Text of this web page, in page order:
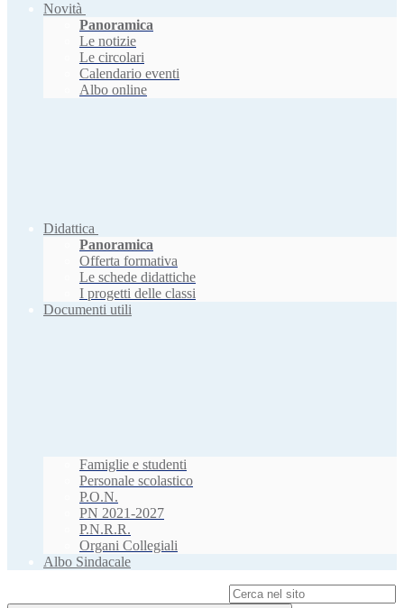
Novità
Panoramica
Le notizie
Le circolari
Calendario eventi
Albo online
Didattica
Panoramica
Offerta formativa
Le schede didattiche
I progetti delle classi
Documenti utili
Famiglie e studenti
Personale scolastico
P.O.N.
PN 2021-2027
P.N.R.R.
Organi Collegiali
Albo Sindacale